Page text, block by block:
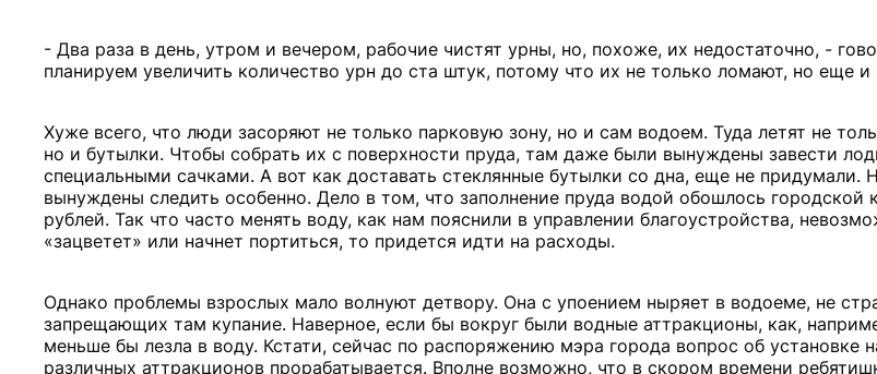
- Два раза в день, утром и вечером, рабочие чистят урны, но, похоже, их недостаточно, -
планируем увеличить количество урн до ста штук, потому что их не только ломают, но еще и
Хуже всего, что люди засоряют не только парковую зону, но и сам водоем. Туда летят не
но и бутылки. Чтобы собрать их с поверхности пруда, там даже были вынуждены завести
специальными сачками. А вот как доставать стеклянные бутылки со дна, еще не придумали.
вынуждены следить особенно. Дело в том, что заполнение пруда водой обошлось городской
рублей. Так что часто менять воду, как нам пояснили в управлении благоустройства,
«зацветет» или начнет портиться, то придется идти на расходы.
Однако проблемы взрослых мало волнуют детвору. Она с упоением ныряет в водоеме, не
запрещающих там купание. Наверное, если бы вокруг были водные аттракционы, как,
меньше бы лезла в воду. Кстати, сейчас по распоряжению мэра города вопрос об установке
различных аттракционов прорабатывается. Вполне возможно, что в скором времени